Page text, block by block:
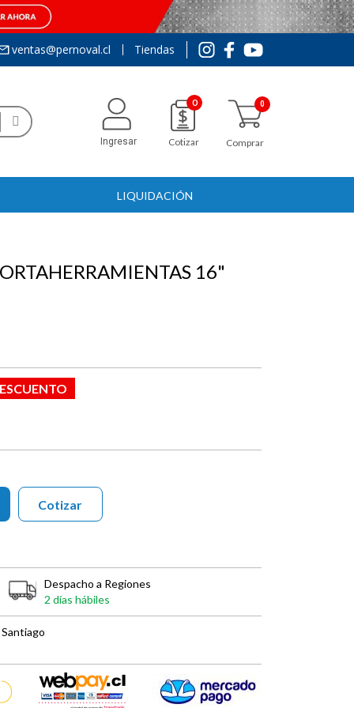
ventas@pernoval.cl Tiendas
Ingresar
0
Cotizar Comprar
LIQUIDACIÓN
16"
Cotizar
Despacho a Regiones
2 días hábiles